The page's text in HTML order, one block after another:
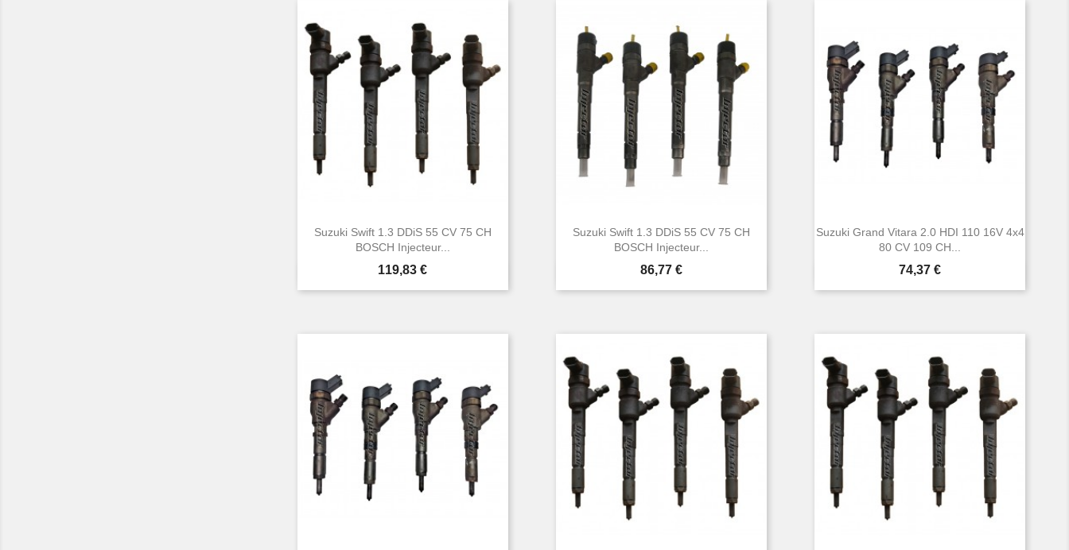
Suzuki Swift 1.3 DDiS 55 CV 75 CH
BOSCH Injecteur...
Prix
119,83 €
Aperçu rapide
Suzuki Swift 1.3 DDiS 55 CV 75 CH
BOSCH Injecteur...
Prix
86,77 €
Aperçu rapide
Suzuki Grand Vitara 2.0 HDI 110 16V 4x4
80 CV 109 CH...
Prix
74,37 €
Aperçu rapide